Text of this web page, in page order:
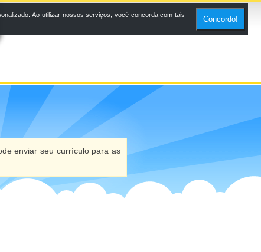
enviar seu currículo para as
Ao utilizar nossos serviços, você concorda com tais
Concordo!